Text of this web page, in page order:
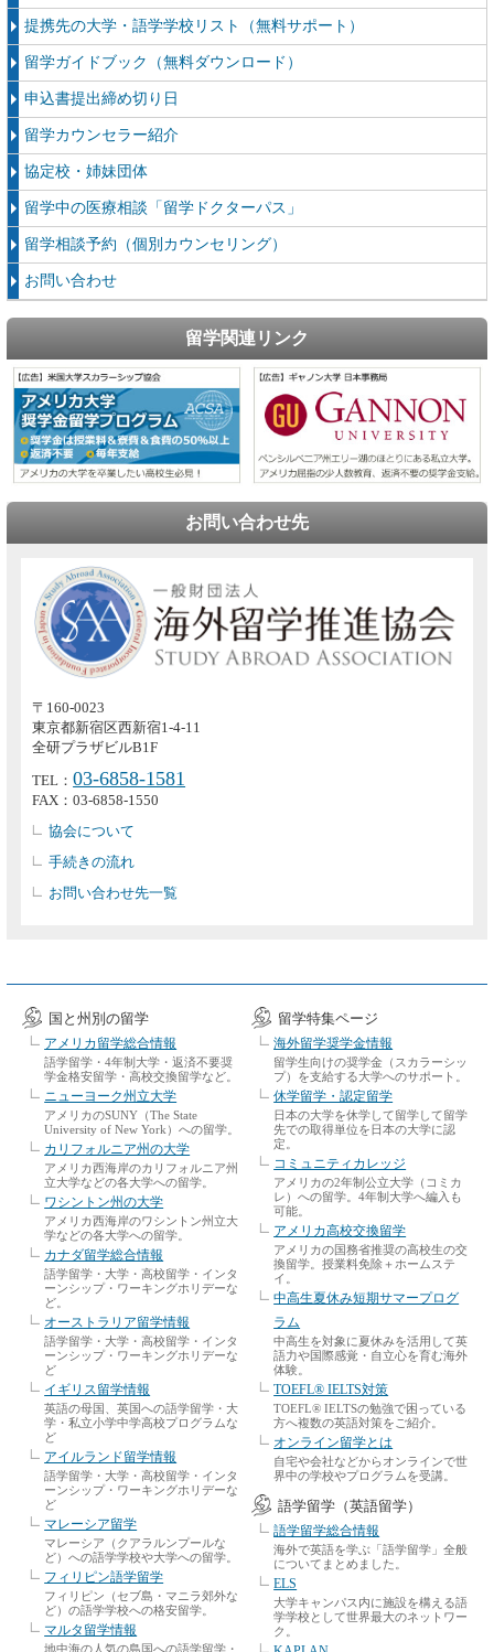
提携先の大学・語学学校リスト（無料サポート）
留学ガイドブック（無料ダウンロード）
申込書提出締め切り日
留学カウンセラー紹介
協定校・姉妹団体
留学中の医療相談「留学ドクターパス」
留学相談予約（個別カウンセリング）
お問い合わせ
留学関連リンク
お問い合わせ先
〒160-0023
東京都新宿区西新宿1-4-11
全研プラザビルB1F
TEL：03-6858-1581
FAX：03-6858-1550
協会について
手続きの流れ
お問い合わせ先一覧
国と州別の留学
アメリカ留学総合情報
語学留学・4年制大学・返済不要奨
学金格安留学・高校交換留学など。
ニューヨーク州立大学
アメリカのSUNY（The State
University of New York）への留学。
カリフォルニア州の大学
アメリカ西海岸のカリフォルニア州
立大学などの各大学への留学。
ワシントン州の大学
アメリカ西海岸のワシントン州立大
学などの各大学への留学。
カナダ留学総合情報
語学留学・大学・高校留学・インタ
ーンシップ・ワーキングホリデーな
ど。
オーストラリア留学情報
語学留学・大学・高校留学・インタ
ーンシップ・ワーキングホリデーな
ど
イギリス留学情報
英語の母国、英国への語学留学・大
学・私立小学中学高校プログラムな
ど
アイルランド留学情報
語学留学・大学・高校留学・インタ
ーンシップ・ワーキングホリデーな
ど
マレーシア留学
マレーシア（クアラルンプールな
ど）への語学学校や大学への留学。
フィリピン語学留学
フィリピン（セブ島・マニラ郊外な
ど）の語学学校への格安留学。
マルタ留学情報
地中海の人気の島国への語学留学・
留学特集ページ
海外留学奨学金情報
留学生向けの奨学金（スカラーシッ
プ）を支給する大学へのサポート。
休学留学・認定留学
日本の大学を休学して留学して留学
先での取得単位を日本の大学に認
定。
コミュニティカレッジ
アメリカの2年制公立大学（コミカ
レ）への留学。4年制大学へ編入も
可能。
アメリカ高校交換留学
アメリカの国務省推奨の高校生の交
換留学。授業料免除＋ホームステ
イ。
中高生夏休み短期サマープログ
ラム
中高生を対象に夏休みを活用して英
語力や国際感覚・自立心を育む海外
体験。
TOEFL® IELTS対策
TOEFL® IELTSの勉強で困っている
方へ複数の英語対策をご紹介。
オンライン留学とは
自宅や会社などからオンラインで世
界中の学校やプログラムを受講。
語学留学（英語留学）
語学留学総合情報
海外で英語を学ぶ「語学留学」全般
についてまとめました。
ELS
大学キャンパス内に施設を構える語
学学校として世界最大のネットワー
ク。